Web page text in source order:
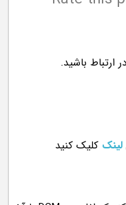
ارتباط باشید.
لینک کلیک کنید